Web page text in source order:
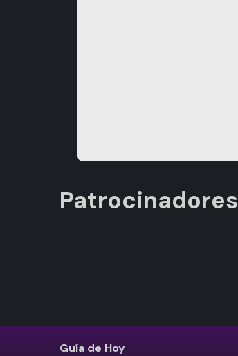
Patrocinadores
Guía de Hoy